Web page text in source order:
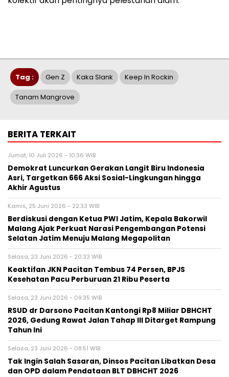
Tag : Gen Z Kaka Slank Keep In Rockin
Tanam Mangrove
BERITA TERKAIT
Jumat, 10 Juli 2026 - 10:36 WIB
Demokrat Luncurkan Gerakan Langit Biru Indonesia
Asri, Targetkan 666 Aksi Sosial-Lingkungan hingga
Akhir Agustus
Kamis, 25 Juni 2026 - 22:33 WIB
Berdiskusi dengan Ketua PWI Jatim, Kepala Bakorwil
Malang Ajak Perkuat Narasi Pengembangan Potensi
Selatan Jatim Menuju Malang Megapolitan
Selasa, 23 Juni 2026 - 20:33 WIB
Keaktifan JKN Pacitan Tembus 74 Persen, BPJS
Kesehatan Pacu Perburuan 21 Ribu Peserta
Selasa, 23 Juni 2026 - 09:35 WIB
RSUD dr Darsono Pacitan Kantongi Rp8 Miliar DBHCHT
2026, Gedung Rawat Jalan Tahap III Ditarget Rampung
Tahun Ini
Selasa, 23 Juni 2026 - 08:51 WIB
Tak Ingin Salah Sasaran, Dinsos Pacitan Libatkan Desa
dan OPD dalam Pendataan BLT DBHCHT 2026